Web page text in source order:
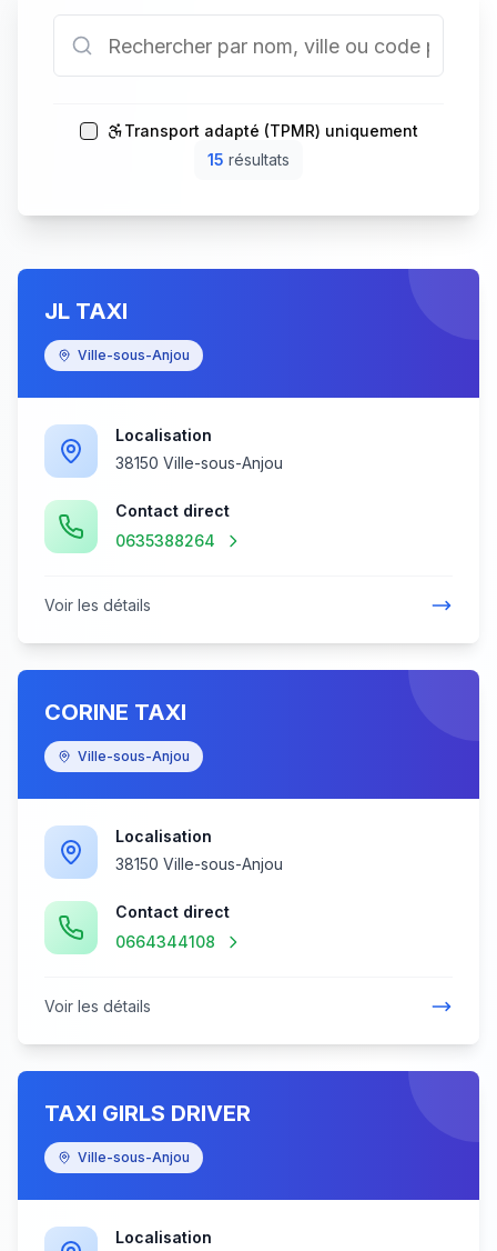
Transport adapté (TPMR) uniquement
15 résultats
JL TAXI
Ville-sous-Anjou
Localisation
38150 Ville-sous-Anjou
Contact direct
0635388264
Voir les détails
CORINE TAXI
Ville-sous-Anjou
Localisation
38150 Ville-sous-Anjou
Contact direct
0664344108
Voir les détails
TAXI GIRLS DRIVER
Ville-sous-Anjou
Localisation